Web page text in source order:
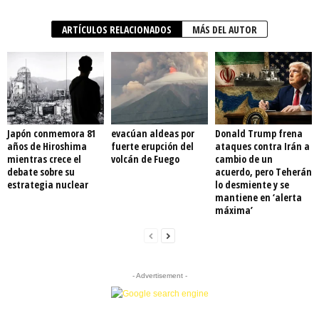
ARTÍCULOS RELACIONADOS MÁS DEL AUTOR
Japón conmemora 81
años de Hiroshima
mientras crece el
debate sobre su
estrategia nuclear
evacúan aldeas por
fuerte erupción del
volcán de Fuego
Donald Trump frena
ataques contra Irán a
cambio de un
acuerdo, pero Teherán
lo desmiente y se
mantiene en ‘alerta
máxima’
- Advertisement -